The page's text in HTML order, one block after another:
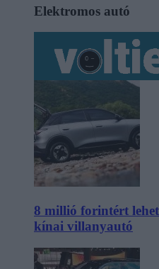
Elektromos autó
8 millió forintért
kínai villanyautó